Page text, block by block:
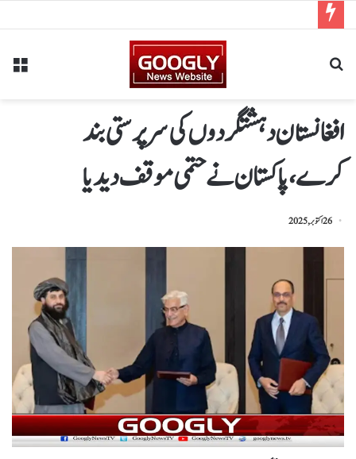
افغانستان دہشتگردوں کی سرپرستی بند
کرے،پاکستان نےحتمی موقف دیدیا
26 اکتوبر, 2025